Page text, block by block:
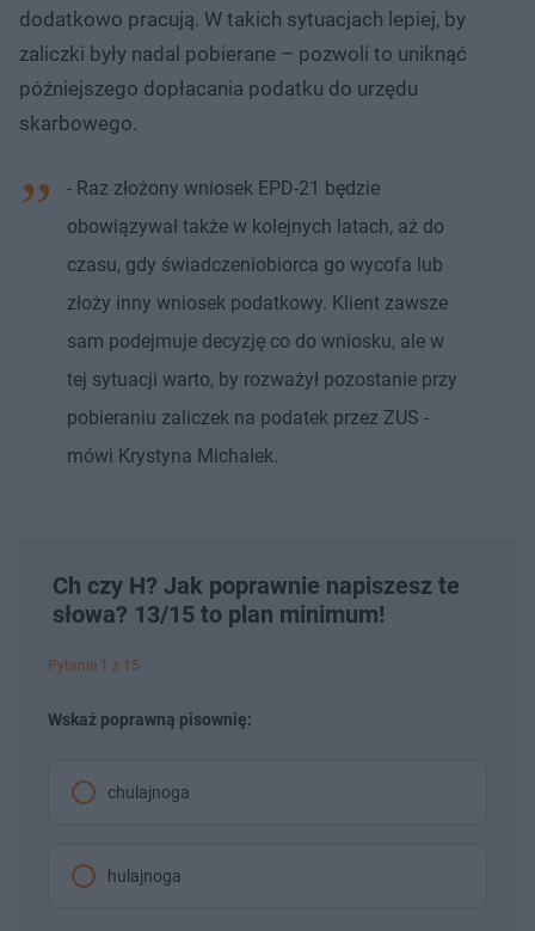
dodatkowo pracują. W takich sytuacjach lepiej, by
zaliczki były nadal pobierane – pozwoli to uniknąć
późniejszego dopłacania podatku do urzędu
skarbowego.
- Raz złożony wniosek EPD-21 będzie
obowiązywał także w kolejnych latach, aż do
czasu, gdy świadczeniobiorca go wycofa lub
złoży inny wniosek podatkowy. Klient zawsze
sam podejmuje decyzję co do wniosku, ale w
tej sytuacji warto, by rozważył pozostanie przy
pobieraniu zaliczek na podatek przez ZUS -
mówi Krystyna Michałek.
Ch czy H? Jak poprawnie napiszesz te
słowa? 13/15 to plan minimum!
Pytanie 1 z 15
Wskaż poprawną pisownię:
chulajnoga
hulajnoga